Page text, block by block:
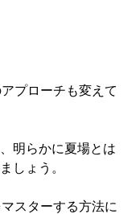
プローチも変えて
明らかに夏場とは
しょう。
スターする方法に